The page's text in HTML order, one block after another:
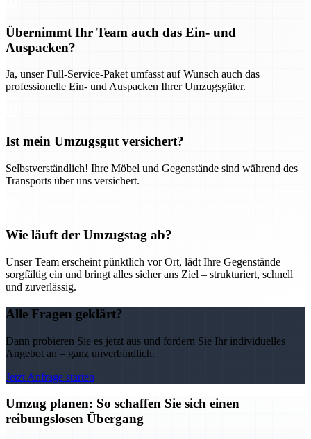
Übernimmt Ihr Team auch das Ein- und
Auspacken?
Ja, unser Full-Service-Paket umfasst auf Wunsch auch das
professionelle Ein- und Auspacken Ihrer Umzugsgüter.
Ist mein Umzugsgut versichert?
Selbstverständlich! Ihre Möbel und Gegenstände sind während des
Transports über uns versichert.
Wie läuft der Umzugstag ab?
Unser Team erscheint pünktlich vor Ort, lädt Ihre Gegenstände
sorgfältig ein und bringt alles sicher ans Ziel – strukturiert, schnell
und zuverlässig.
Alle Fragen geklärt?
Dann probieren Sie es jetzt aus und fordern Sie Ihr individuelles
Angebot an – ganz unverbindlich.
Jetzt Anfrage starten
Umzug planen: So schaffen Sie sich einen
reibungslosen Übergang